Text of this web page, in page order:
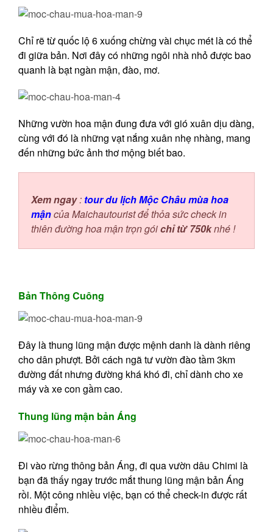
Chỉ rẽ từ quốc lộ 6 xuống chừng vài chục mét là có thể
đi giữa bản. Nơi đây có những ngôi nhà nhỏ được bao
quanh là bạt ngàn mận, đào, mơ.
Những vườn hoa mận đung đưa với gió xuân dịu dàng,
cùng với đó là những vạt nắng xuân nhẹ nhàng, mang
đến những bức ảnh thơ mộng biết bao.
Xem ngay: tour du lịch Mộc Châu mùa hoa
mậncủa Maichautourist để thỏa sức check in
thiên đường hoa mận trọn góichỉ từ 750knhé !
Bản Thông Cuông
Đây là thung lũng mận được mệnh danh là dành riêng
cho dân phượt. Bởi cách ngã tư vườn đào tầm 3km
đường đất nhưng đường khá khó đi, chỉ dành cho xe
máy và xe con gầm cao.
Thung lũng mận bản Áng
Đi vào rừng thông bản Áng, đi qua vườn dâu Chimi là
bạn đã thấy ngay trước mắt thung lũng mận bản Áng
rồi. Một công nhiều việc, bạn có thể check-in được rất
nhiều điểm.